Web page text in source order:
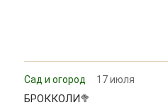
Сад и огород 17 июля
БРОККОЛИ🥦